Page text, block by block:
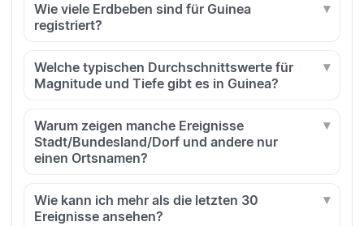
Wie viele Erdbeben sind für Guinea
registriert?
Welche typischen Durchschnittswerte für
Magnitude und Tiefe gibt es in Guinea?
Warum zeigen manche Ereignisse
Stadt/Bundesland/Dorf und andere nur
einen Ortsnamen?
Wie kann ich mehr als die letzten 30
Ereignisse ansehen?